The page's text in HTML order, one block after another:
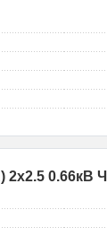
0.66кВ